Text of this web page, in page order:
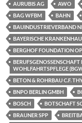
AURUBIS AG
AWO
BAG WFBM
BAHN
BAUINDUSTRIEVERBAND
BAYERISCHE
BERGHOF FOUNDATION
WOHLFAHRTSPFLEGE
BETON & ROHRBAU C.F.
BNPO BERLIN GMBH
BOSCH
BOTSCHAFT
BRAUNER SPP